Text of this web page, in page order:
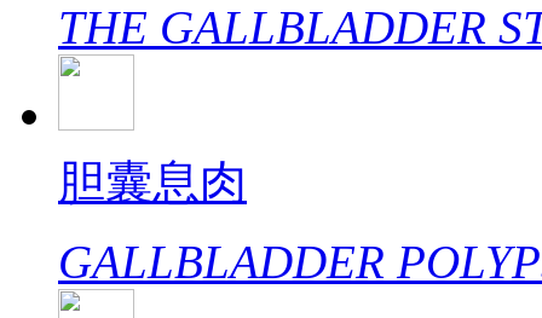
THE GALLBLADDER
胆囊息肉
GALLBLADDER